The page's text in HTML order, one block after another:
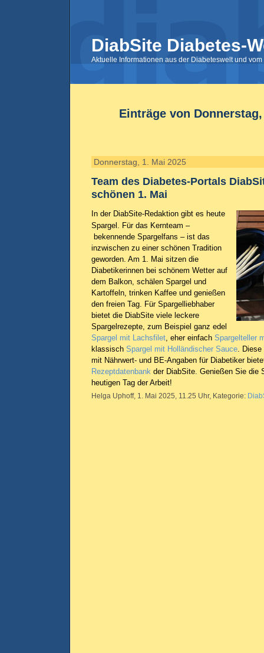
DiabSite Diabetes-
Aktuelle Informationen aus der Diabeteswelt und
Einträge von
Donnerstag, 1. Mai 2025
Team des Diabetes-Portals
schönen 1. Mai
In der DiabSite-Redaktion gibt es heute
Spargel. Für das Kernteam –
bekennende Spargelfans – ist das
inzwischen zu einer schönen Tradition
geworden. Am 1. Mai sitzen die
Diabetikerinnen bei schönem Wetter auf
dem Balkon, schälen Spargel und
Kartoffeln, trinken Kaffee und genießen
den freien Tag. Für Spargelliebhaber
bietet die DiabSite viele leckere
Spargelrezepte, zum Beispiel ganz edel
Spargel mit Lachsfilet, eher einfach Spargelteller
klassisch Spargel mit Holländischer Sauce. Diese
mit Nährwert- und BE-Angaben für Diabetiker
Rezeptdatenbank der DiabSite. Genießen Sie die
heutigen Tag der Arbeit!
Helga Uphoff, 1. Mai 2025, 11.25 Uhr, Kategorie: